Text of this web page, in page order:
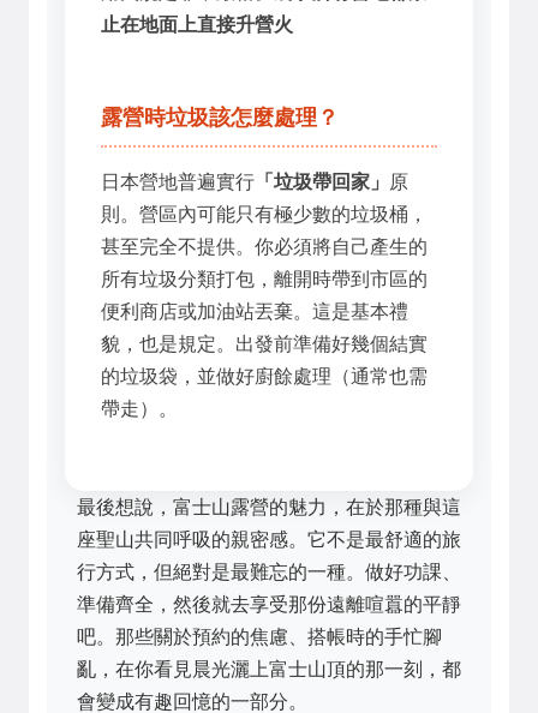
止在地面上直接升營火
露營時垃圾該怎麼處理？
日本營地普遍實行 「垃圾帶回家」
原
則。營區內可能只有極少數的垃圾桶，
甚至完全不提供。你必須將自己產生的
所有垃圾分類打包，離開時帶到市區的
便利商店或加油站丟棄。這是基本禮
貌，也是規定。出發前準備好幾個結實
的垃圾袋，並做好廚餘處理（通常也需
帶走）。
最後想說，富士山露營的魅力，在於那種與這
座聖山共同呼吸的親密感。它不是最舒適的旅
行方式，但絕對是最難忘的一種。做好功課、
準備齊全，然後就去享受那份遠離喧囂的平靜
吧。那些關於預約的焦慮、搭帳時的手忙腳
亂，在你看見晨光灑上富士山頂的那一刻，都
會變成有趣回憶的一部分。